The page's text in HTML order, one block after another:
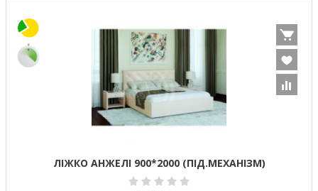
ЛІЖКО АНЖЕЛІ 900*2000 (ПІД.МЕХАНІЗМ)